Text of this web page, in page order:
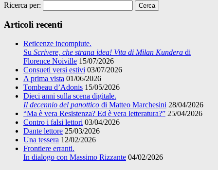
Ricerca per:
Articoli recenti
Reticenze incompiute.
Su Scrivere, che strana idea! Vita di Milan Kundera di
Florence Noiville 15/07/2026
Consueti versi estivi 03/07/2026
A prima vista 01/06/2026
Tombeau d’Adonis 15/05/2026
Dieci anni sulla scena digitale.
Il decennio del panottico di Matteo Marchesini 28/04/2026
“Ma è vera Resistenza? Ed è vera letteratura?” 25/04/2026
Contro i falsi lettori 03/04/2026
Dante lettore 25/03/2026
Una tessera 12/02/2026
Frontiere erranti.
In dialogo con Massimo Rizzante 04/02/2026